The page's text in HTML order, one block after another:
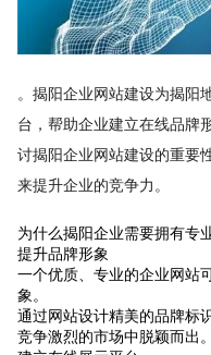
。揭阳企业网站建设为揭阳
台，帮助企业建立在线品牌
讨揭阳企业网站建设的重要
来提升企业的竞争力。
为什么揭阳企业需要拥有专
提升品牌形象
一个优质、专业的企业网站
象。
通过网站设计精美的品牌标
竞争激烈的市场中脱颖而出。